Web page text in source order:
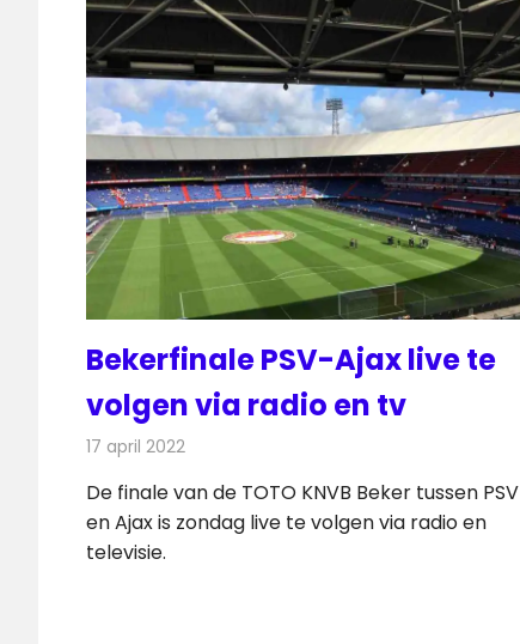
Bekerfinale PSV-Ajax live te
volgen via radio en tv
17 april 2022
De finale van de TOTO KNVB Beker tussen PSV
en Ajax is zondag live te volgen via radio en
televisie.